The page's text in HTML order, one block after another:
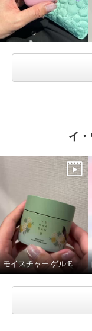
イ
モイスチャー ゲル EX クリーム